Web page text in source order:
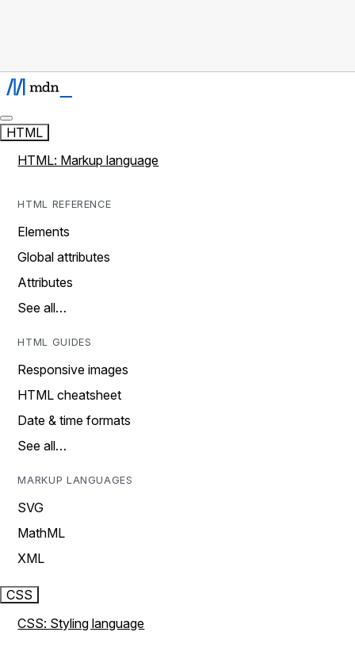
HTML
HTML: Markup language
HTML REFERENCE
Elements
Global attributes
Attributes
See all…
HTML GUIDES
Responsive images
HTML cheatsheet
Date & time formats
See all…
MARKUP LANGUAGES
SVG
MathML
XML
CSS
CSS: Styling language